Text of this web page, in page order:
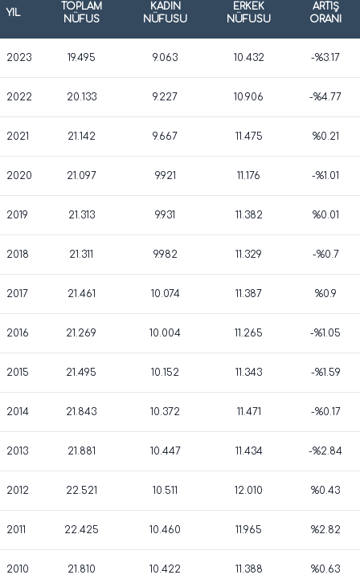
YIL
TOPLAM
NÜFUS
KADIN
NÜFUSU
ERKEK
NÜFUSU
ARTIŞ
ORANI
2023 19.495 9.063 10.432 -%3.17
2022 20.133 9.227 10.906 -%4.77
2021 21.142 9.667 11.475 %0.21
2020 21.097 9.921 11.176 -%1.01
2019 21.313 9.931 11.382 %0.01
2018 21.311 9.982 11.329 -%0.7
2017 21.461 10.074 11.387 %0.9
2016 21.269 10.004 11.265 -%1.05
2015 21.495 10.152 11.343 -%1.59
2014 21.843 10.372 11.471 -%0.17
2013 21.881 10.447 11.434 -%2.84
2012 22.521 10.511 12.010 %0.43
2011 22.425 10.460 11.965 %2.82
2010 21.810 10.422 11.388 %0.63